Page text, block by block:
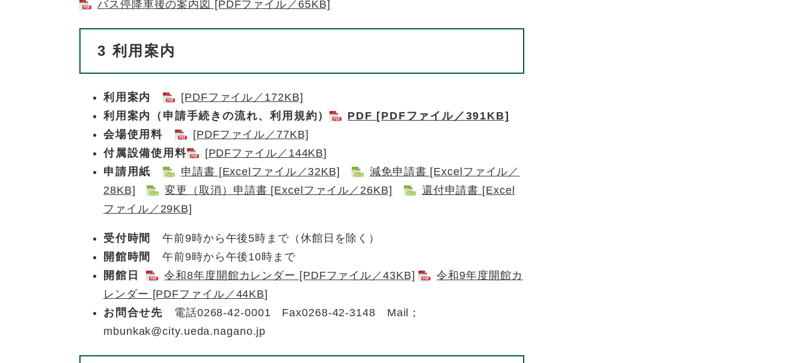
バス停降車後の案内図 [PDFファイル／65KB]
3利用案内
利用案内
[PDFファイル／172KB]
利用案内（申請手続きの流れ、利用規約）
PDF [PDFファイル／391KB]
会場使用料
[PDFファイル／77KB]
付属設備使用料
[PDFファイル／144KB]
申請用紙
申請書 [Excelファイル／32KB]
減免申請書 [Excelファイル／
28KB]
変更（取消）申請書 [Excelファイル／26KB]
還付申請書 [Excel
ファイル／29KB]
受付時間
午前9時から午後5時まで（休館日を除く）
開館時間
午前9時から午後10時まで
開館日
​ ​ 令和8年度開館カレンダー [PDFファイル／43KB]
令和9年度開館カ
レンダー [PDFファイル／44KB]
お問合せ先 電話0268-42-0001 Fax0268-42-3148 Mail；
mbunkak@city.ueda.nagano.jp